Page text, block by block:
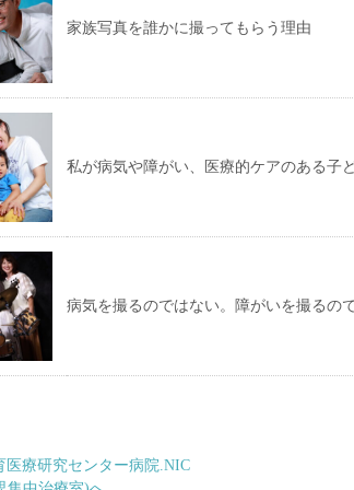
家族写真を誰かに撮ってもらう理由
私が病気や障がい、医療的ケアのある子
病気を撮るのではない。障がいを撮るの
医療研究センター病院.NIC